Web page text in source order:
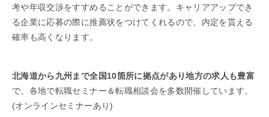
考や年収交渉をすすめることができます。キャリアアップでき
る企業に応募の際に推薦状をつけてくれるので、内定を貰える
確率も高くなります。
北海道から九州まで全国10箇所に拠点があり地方の求人も豊富
で、各地で転職セミナー＆転職相談会を多数開催しています。
(オンラインセミナーあり)